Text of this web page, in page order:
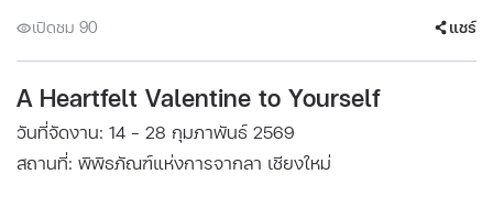
เปิดชม 90 แชร์
A Heartfelt Valentine to Yourself
วันที่จัดงาน: 14 - 28 กุมภาพันธ์ 2569
สถานที่: พิพิธภัณฑ์แห่งการจากลา เชียงใหม่